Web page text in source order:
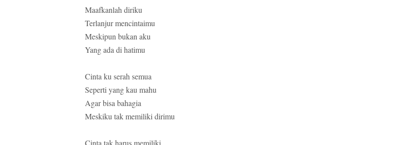
Maafkanlah diriku
Terlanjur mencintaimu
Meskipun bukan aku
Yang ada di hatimu
Cinta ku serah semua
Seperti yang kau mahu
Agar bisa bahagia
Meskiku tak memiliki dirimu